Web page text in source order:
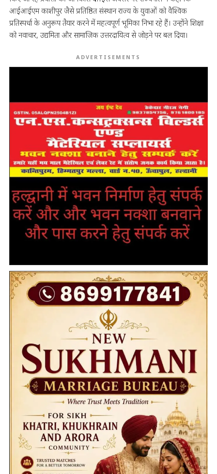
आईआईएम काशीपुर जैसे प्रतिष्ठित संस्थान राज्य के युवाओं को वैश्विक
प्रतिस्पर्धा के अनुरूप तैयार करने में महत्वपूर्ण भूमिका निभा रहे हैं। उन्होंने शिक्षा
को नवाचार, उद्यमिता और सामाजिक उत्तरदायित्व से जोड़ने पर बल दिया।
ADVERTISEMENTS